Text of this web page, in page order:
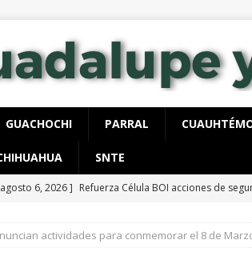
GUACHOCHI PARRAL
SNTE
6, 2026 ] Refuerza Célula BOI acciones de
agosto 6, 2026 ] Ejecutan a hombre dentro de su
actividades para conmemorar el 8 de